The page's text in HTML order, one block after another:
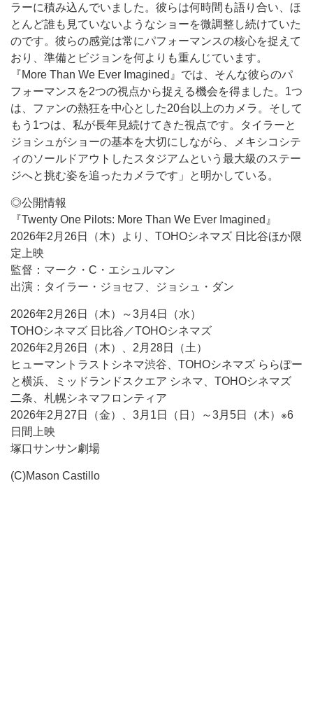
ラーに積み込んでいました。彼らは何時間も語り合い、ほ
とんど誰も見ていないようなショーを微調整し続けていた
のです。彼らの感覚は常にパフォーマンスの核心を捉えて
おり、準備とビジョンを何よりも重んじています。
『More Than We Ever Imagined』では、そんな彼らのパ
フォーマンスを2つの視点から捉える機会を得ました。1つ
は、ファンの熱狂を中心とした20台以上のカメラ。そして
もう1つは、私が長年見続けてきた視点です。タイラーと
ジョシュがショーの基本を大切にしながら、メキシコシテ
ィのソールドアウトしたスタジアムという最大級のステー
ジへと挑む姿を追ったカメラです」と明かしている。
◎公開情報
『Twenty One Pilots: More Than We Ever Imagined』
2026年2月26日（木）より、TOHOシネマズ 日比谷ほか限
定上映
監督：マーク・C・エシュルマン
出演：タイラー・ジョセフ、ジョシュ・ダン
2026年2月26日（木）～3月4日（水）
TOHOシネマズ 日比谷／TOHOシネマズ
2026年2月26日（木）、2月28日（土）
ヒューマントラストシネマ渋谷、TOHOシネマズ ららぽー
と横浜、ミッドランドスクエア シネマ、TOHOシネマズ
二条、札幌シネマフロンティア
2026年2月27日（金）、3月1日（日）～3月5日（木）※6
日間上映
塚口サンサン劇場
(C)Mason Castillo